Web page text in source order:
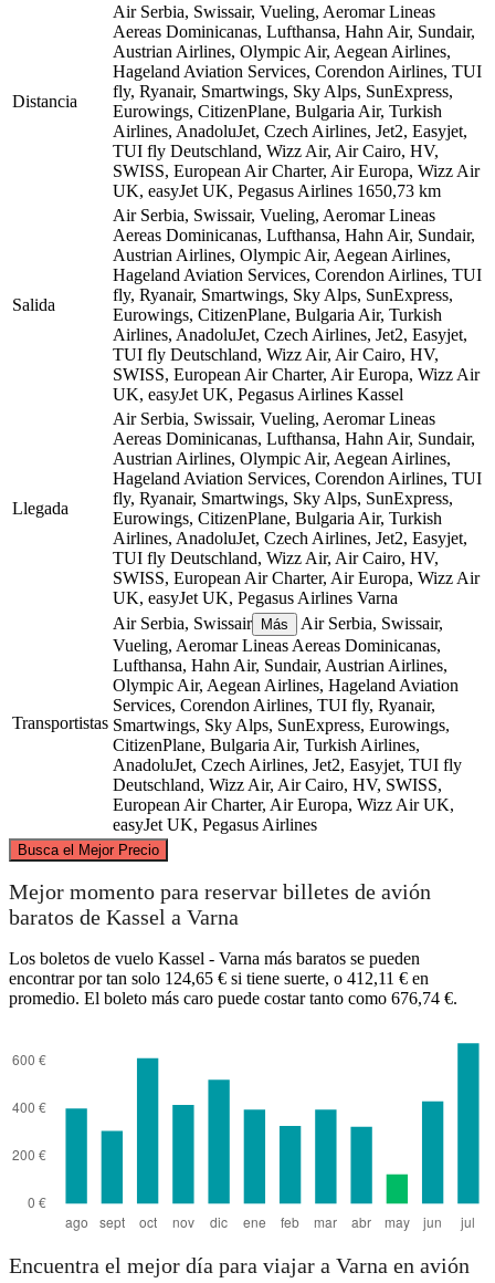
Distancia
Air Serbia, Swissair, Vueling, Aeromar Lineas
Aereas Dominicanas, Lufthansa, Hahn Air, Sundair,
Austrian Airlines, Olympic Air, Aegean Airlines,
Hageland Aviation Services, Corendon Airlines, TUI
fly, Ryanair, Smartwings, Sky Alps, SunExpress,
Eurowings, CitizenPlane, Bulgaria Air, Turkish
Airlines, AnadoluJet, Czech Airlines, Jet2, Easyjet,
TUI fly Deutschland, Wizz Air, Air Cairo, HV,
SWISS, European Air Charter, Air Europa, Wizz Air
UK, easyJet UK, Pegasus Airlines 1650,73 km
Salida
Air Serbia, Swissair, Vueling, Aeromar Lineas
Aereas Dominicanas, Lufthansa, Hahn Air, Sundair,
Austrian Airlines, Olympic Air, Aegean Airlines,
Hageland Aviation Services, Corendon Airlines, TUI
fly, Ryanair, Smartwings, Sky Alps, SunExpress,
Eurowings, CitizenPlane, Bulgaria Air, Turkish
Airlines, AnadoluJet, Czech Airlines, Jet2, Easyjet,
TUI fly Deutschland, Wizz Air, Air Cairo, HV,
SWISS, European Air Charter, Air Europa, Wizz Air
UK, easyJet UK, Pegasus Airlines Kassel
Llegada
Air Serbia, Swissair, Vueling, Aeromar Lineas
Aereas Dominicanas, Lufthansa, Hahn Air, Sundair,
Austrian Airlines, Olympic Air, Aegean Airlines,
Hageland Aviation Services, Corendon Airlines, TUI
fly, Ryanair, Smartwings, Sky Alps, SunExpress,
Eurowings, CitizenPlane, Bulgaria Air, Turkish
Airlines, AnadoluJet, Czech Airlines, Jet2, Easyjet,
TUI fly Deutschland, Wizz Air, Air Cairo, HV,
SWISS, European Air Charter, Air Europa, Wizz Air
UK, easyJet UK, Pegasus Airlines Varna
Transportistas
Air Serbia, Swissair Más
Air Serbia, Swissair,
Vueling, Aeromar Lineas Aereas Dominicanas,
Lufthansa, Hahn Air, Sundair, Austrian Airlines,
Olympic Air, Aegean Airlines, Hageland Aviation
Services, Corendon Airlines, TUI fly, Ryanair,
Smartwings, Sky Alps, SunExpress, Eurowings,
CitizenPlane, Bulgaria Air, Turkish Airlines,
AnadoluJet, Czech Airlines, Jet2, Easyjet, TUI fly
Deutschland, Wizz Air, Air Cairo, HV, SWISS,
European Air Charter, Air Europa, Wizz Air UK,
easyJet UK, Pegasus Airlines
Busca el Mejor Precio
Varna
©CARTO, ©
Mejor momento para reservar billetes de avión
baratos de Kassel a Varna
Los boletos de vuelo Kassel - Varna más baratos se pueden
encontrar por tan solo 124,65 € si tiene suerte, o 412,11 € en
promedio. El boleto más caro puede costar tanto como 676,74 €.
Encuentra el mejor día para viajar a Varna en avión